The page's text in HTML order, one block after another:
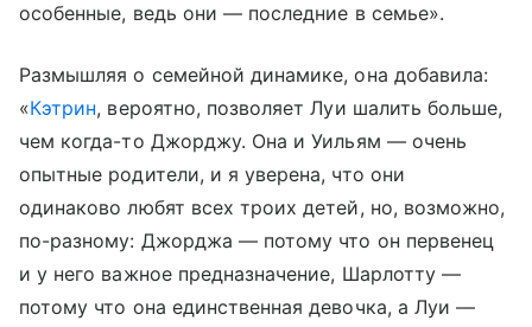
особенные, ведь они — последние в семье».
Размышляя о семейной динамике, она добавила:
«Кэтрин, вероятно, позволяет Луи шалить больше,
чем когда-то Джорджу. Она и Уильям — очень
опытные родители, и я уверена, что они
одинаково любят всех троих детей, но, возможно,
по-разному: Джорджа — потому что он первенец
и у него важное предназначение, Шарлотту —
потому что она единственная девочка, а Луи —